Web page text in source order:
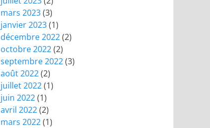
mars 2023(3)
janvier 2023(1)
décembre 2022(2)
octobre 2022(2)
septembre 2022(3)
août 2022(2)
juillet 2022(1)
juin 2022(1)
avril 2022(2)
mars 2022(1)